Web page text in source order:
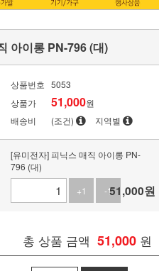
아이롱 PN-796 (대)
상품번호 5053
상품가
51,000원
배송비
(조건) 지역별
[유미전자] 피닉스 매직 아이롱 PN-
796 (대)
+1
-151,000원
총 상품 금액 51,000 원